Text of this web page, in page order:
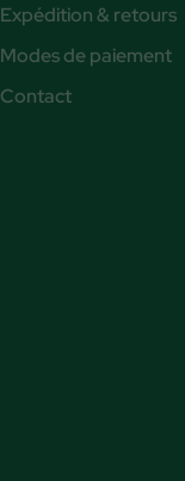
Expédition & retours
Modes de paiement
Contact